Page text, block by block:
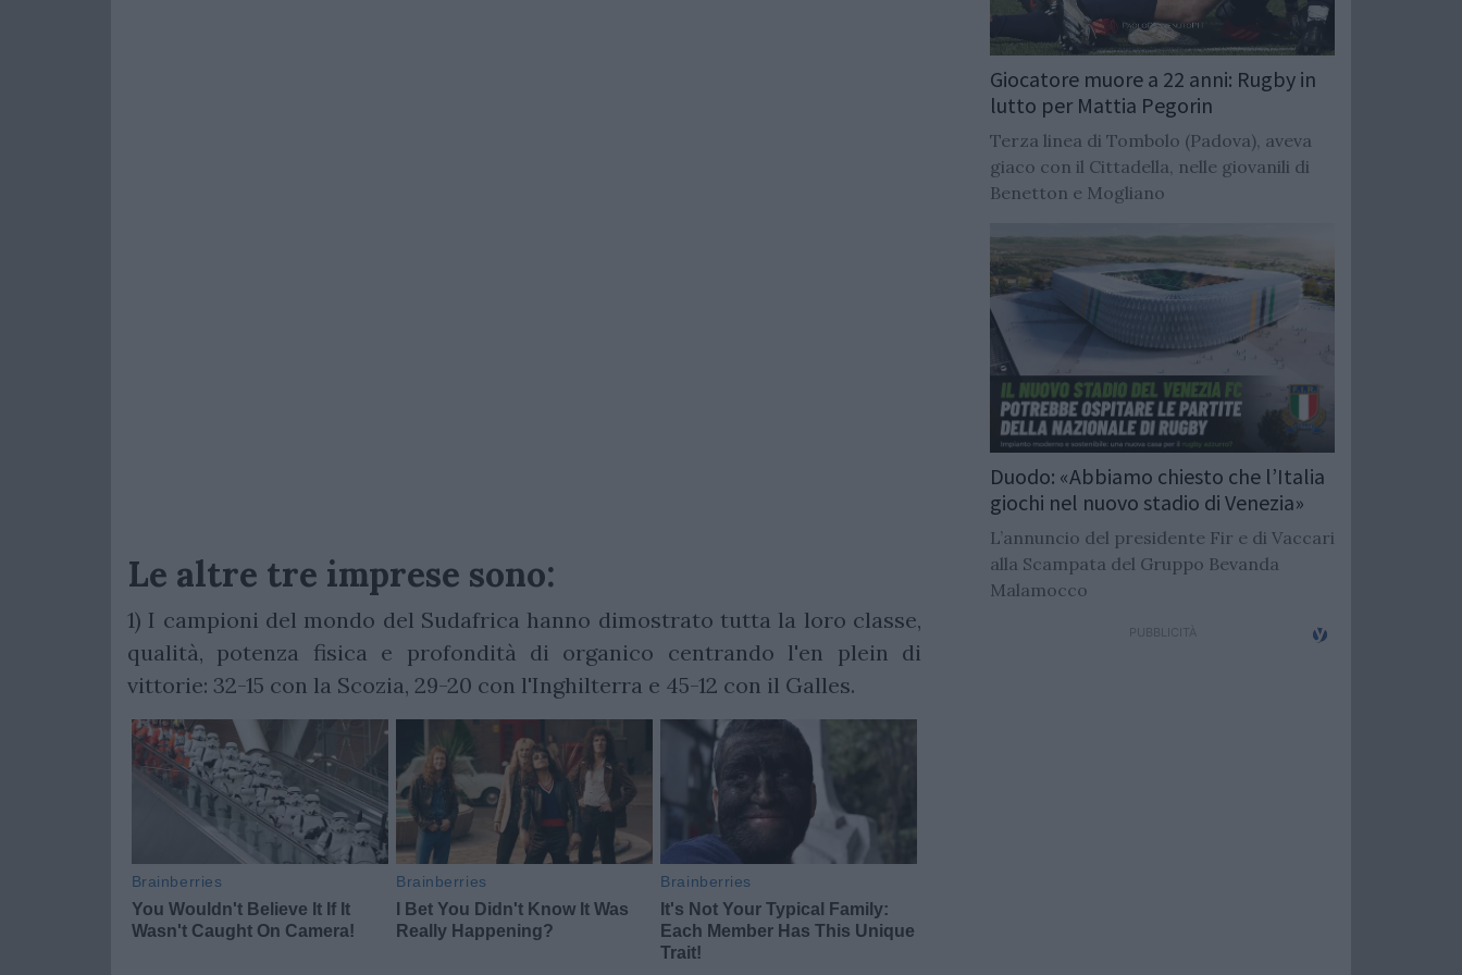
Le altre tre imprese sono:
1) I campioni del mondo del Sudafrica hanno dimostrato tutta la loro classe,
qualità, potenza fisica e profondità di organico centrando l'en plein di
vittorie: 32-15 con la Scozia, 29-20 con l'Inghilterra e 45-12 con il Galles.
Giocatore muore a 22 anni: Rugby in
lutto per Mattia Pegorin
Terza linea di Tombolo (Padova), aveva
giaco con il Cittadella, nelle giovanili di
Benetton e Mogliano
Duodo: «Abbiamo chiesto che l’Italia
giochi nel nuovo stadio di Venezia»
L’annuncio del presidente Fir e di Vaccari
alla Scampata del Gruppo Bevanda
Malamocco